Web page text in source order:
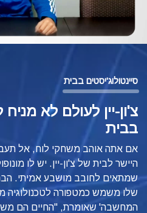
סיינטולוג'יסטים בבית
צ'ון-יין לעולם לא
בבית
אם אתה אוהב משחקי לוח, אל
היישר לבית של צ'ון-יין. יש לו
שמתאים לחובב מושבע אמיתי.
שלו משמש כמטפורה לטכנולוגיה
המחשבה' שאומרת, "החיים הם